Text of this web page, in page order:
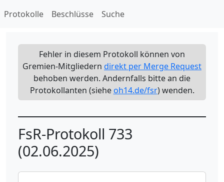
Protokolle Beschlüsse Suche
Fehler in diesem Protokoll können von
Gremien-Mitgliedern direkt per Merge Request
behoben werden. Andernfalls bitte an die
Protokollanten (siehe oh14.de/fsr) wenden.
FsR-Protokoll 733
(02.06.2025)